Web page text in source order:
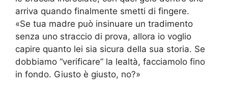
arriva quando finalmente smetti di fingere.
«Se tua madre può insinuare un tradimento
senza uno straccio di prova, allora io voglio
capire quanto lei sia sicura della sua storia. Se
dobbiamo “verificare” la lealtà, facciamolo fino
in fondo. Giusto è giusto, no?»